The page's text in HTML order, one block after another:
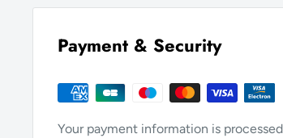
Payment & Security
Your payment information is